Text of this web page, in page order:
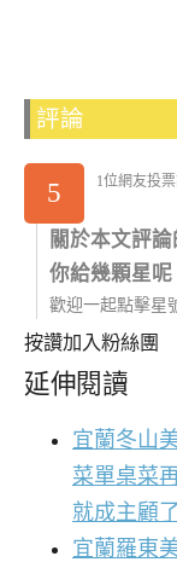
評論
5 1位網友投
關於本文評
你給幾顆星呢
歡迎一起點擊星
按讚加入粉絲團
延伸閱讀
宜蘭冬山
菜單桌菜
就成主顧了
宜蘭羅東